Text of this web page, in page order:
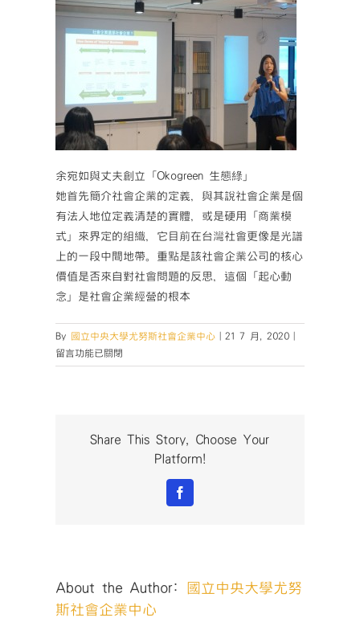
余宛如與丈夫創立「Okogreen 生態綠」
她首先簡介社會企業的定義，與其說社會企業是個
有法人地位定義清楚的實體，或是硬用「商業模
式」來界定的組織，它目前在台灣社會更像是光譜
上的一段中間地帶。重點是該社會企業公司的核心
價值是否來自對社會問題的反思，這個「起心動
念」是社會企業經營的根本
By 國立中央大學尤努斯社會企業中心 21 7 月, 2020
彩
《社
留言功能已關閉
Share This Story, Choose Your
Platform!
Facebook
About the Author:
國立中央大學尤努
斯社會企業中心